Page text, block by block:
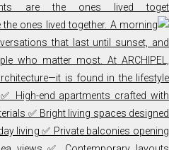
are the ones lived toget